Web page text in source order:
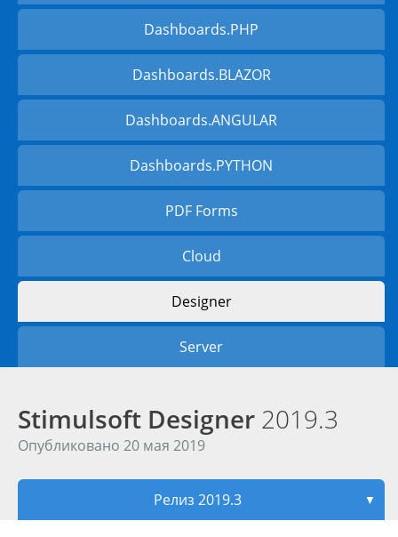
Dashboards.PHP
Dashboards.BLAZOR
Dashboards.ANGULAR
Dashboards.PYTHON
PDF Forms
Cloud
Designer
Server
Stimulsoft Designer 2019.3
Опубликовано 20 мая 2019
Релиз 2019.3 ▼